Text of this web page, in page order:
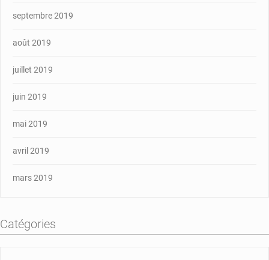
septembre 2019
août 2019
juillet 2019
juin 2019
mai 2019
avril 2019
mars 2019
Catégories